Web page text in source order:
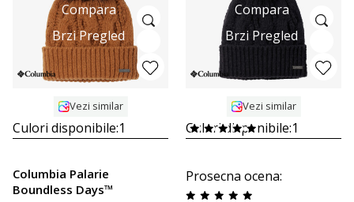
Compara
Brzi Pregled
Vezi similar
Culori disponibile:1
Columbia Palarie
Boundless Days™
Compara
Brzi Pregled
Vezi similar
Culori disponibile:1
Prosecna ocena: